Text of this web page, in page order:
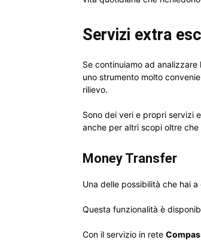
Servizi extra
Se continuiamo ad
uno strumento molto
rilievo.
Sono dei veri e propri servizi
anche per altri scopi oltre
Money Transfer
Una delle possibilità che hai
Questa funzionalità è
Con il servizio in rete